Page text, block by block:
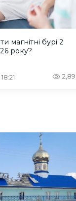
магнітні бурі 2
року?